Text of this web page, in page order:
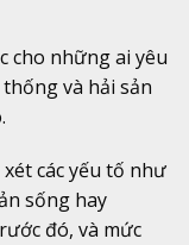
cho những ai yêu
và hải sản
các yếu tố như
sống hay
đó, và mức